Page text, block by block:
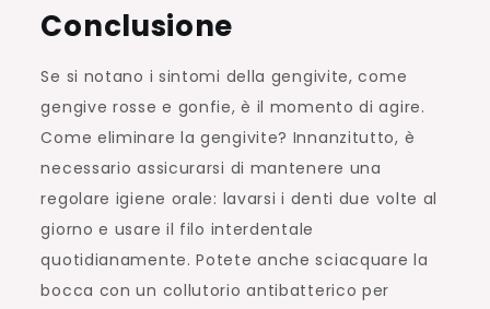
Conclusione
Se si notano i sintomi della gengivite, come
gengive rosse e gonfie, è il momento di agire.
Come eliminare la gengivite? Innanzitutto, è
necessario assicurarsi di mantenere una
regolare igiene orale: lavarsi i denti due volte al
giorno e usare il filo interdentale
quotidianamente. Potete anche sciacquare la
bocca con un collutorio antibatterico per